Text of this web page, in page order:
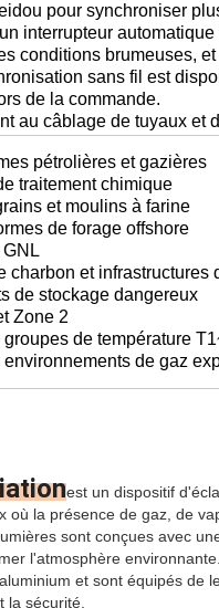
pour synchroniser
interrupteur
conditions brumeuses,
sans fil est
de la commande.
au câblage de tuyaux et
pétrolières et gazières
traitement chimique
et moulins à farine
de forage offshore
GNL
charbon et infrastructures
de stockage dangereux
Zone 2
groupes de température
environnements de gaz
est un dispositif
la présence de gaz, de
sont conçues avec
l'atmosphère
et sont équipés de
la sécurité.